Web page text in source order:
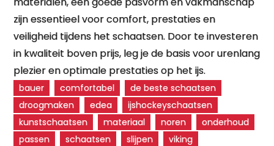
zijn essentieel voor comfort, prestaties en
veiligheid tijdens het schaatsen. Door te investeren
in kwaliteit boven prijs, leg je de basis voor urenlang
plezier en optimale prestaties op het ijs.
bauer comfortabel
de beste schaatsen
droogmaken
edea
ijshockeyschaatsen
kunstschaatsen
materiaal noren
onderhoud
passen
schaatsen slijpen viking